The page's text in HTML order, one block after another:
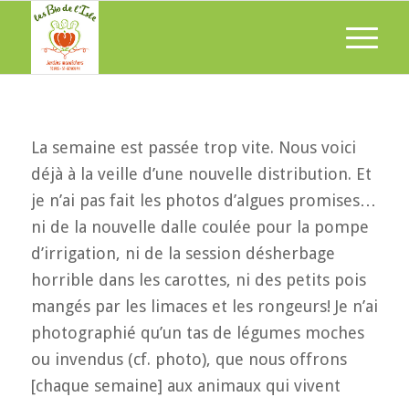
La semaine est passée trop vite. Nous voici
déjà à la veille d’une nouvelle distribution. Et
je n’ai pas fait les photos d’algues promises…
ni de la nouvelle dalle coulée pour la pompe
d’irrigation, ni de la session désherbage
horrible dans les carottes, ni des petits pois
mangés par les limaces et les rongeurs! Je n’ai
photographié qu’un tas de légumes moches
ou invendus (cf. photo), que nous offrons
[chaque semaine] aux animaux qui vivent